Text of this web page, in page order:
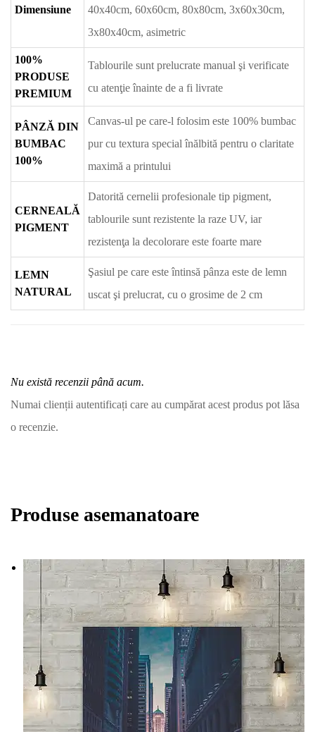
Dimensiune
40x40cm, 60x60cm, 80x80cm, 3x60x30cm,
3x80x40cm, asimetric
100%
PRODUSE
PREMIUM
Tablourile sunt prelucrate manual şi verificate
cu atenţie înainte de a fi livrate
PÂNZĂ DIN
BUMBAC
100%
Canvas-ul pe care-l folosim este 100% bumbac
pur cu textura special înălbită pentru o claritate
maximă a printului
CERNEALĂ
PIGMENT
Datorită cernelii profesionale tip pigment,
tablourile sunt rezistente la raze UV, iar
rezistenţa la decolorare este foarte mare
LEMN
NATURAL
Şasiul pe care este întinsă pânza este de lemn
uscat şi prelucrat, cu o grosime de 2 cm
Nu există recenzii până acum.
Numai clienții autentificați care au cumpărat acest produs pot lăsa
o recenzie.
Produse asemanatoare